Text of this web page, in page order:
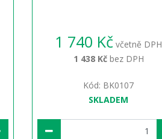
1 740 Kč včetně DPH
1 438 Kčbez DPH
Kód: BK0107
SKLADEM